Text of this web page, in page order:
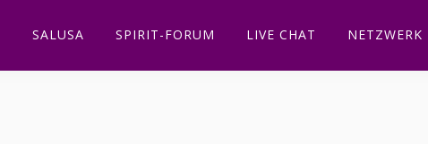
SALUSA SPIRIT-FORUM LIVE CHAT NETZWERK